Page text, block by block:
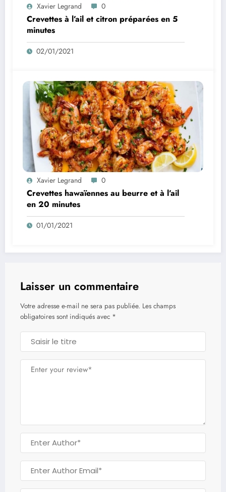
Xavier Legrand 0
Crevettes à l’ail et citron préparées en 5
minutes
02/01/2021
Xavier Legrand 0
Crevettes hawaïennes au beurre et à l’ail
en 20 minutes
01/01/2021
Laisser un commentaire
Votre adresse e-mail ne sera pas publiée. Les champs
obligatoires sont indiqués avec *